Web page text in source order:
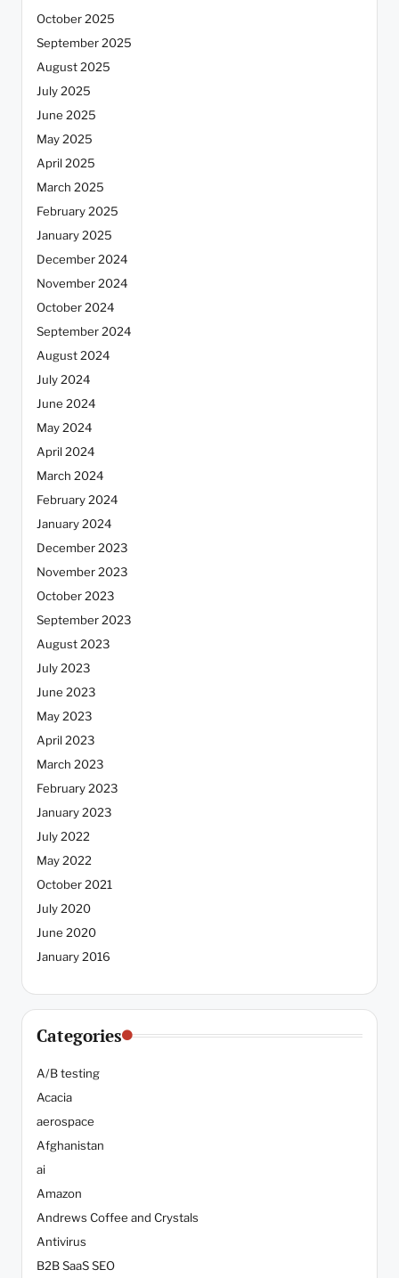
October 2025
September 2025
August 2025
July 2025
June 2025
May 2025
April 2025
March 2025
February 2025
January 2025
December 2024
November 2024
October 2024
September 2024
August 2024
July 2024
June 2024
May 2024
April 2024
March 2024
February 2024
January 2024
December 2023
November 2023
October 2023
September 2023
August 2023
July 2023
June 2023
May 2023
April 2023
March 2023
February 2023
January 2023
July 2022
May 2022
October 2021
July 2020
June 2020
January 2016
Categories
A/B testing
Acacia
aerospace
Afghanistan
ai
Amazon
Andrews Coffee and Crystals
Antivirus
B2B SaaS SEO